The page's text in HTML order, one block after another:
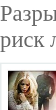
риск